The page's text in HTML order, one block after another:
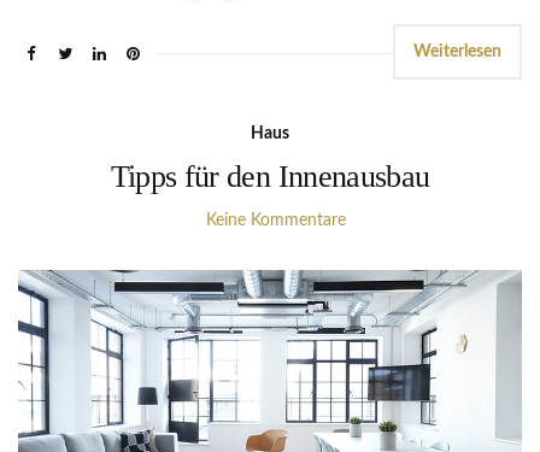
Weiterlesen
Haus
Tipps für den Innenausbau
Keine Kommentare